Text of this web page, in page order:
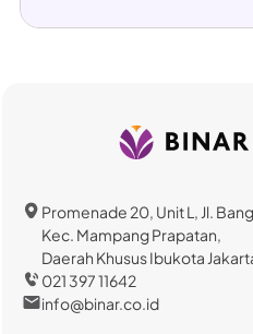
Promenade 20, Unit L, Jl.
Kec. Mampang Prapatan,
Daerah Khusus Ibukota
021 397 11642
info@binar.co.id